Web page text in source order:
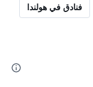
فنادق في هولندا